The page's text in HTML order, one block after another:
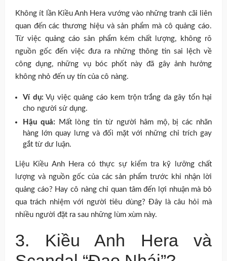
Không ít lần Kiều Anh Hera vướng vào những tranh cãi liên
quan đến các thương hiệu và sản phẩm mà cô quảng cáo.
Từ việc quảng cáo sản phẩm kém chất lượng, không rõ
nguồn gốc đến việc đưa ra những thông tin sai lệch về
công dụng, những vụ bóc phốt này đã gây ảnh hưởng
không nhỏ đến uy tín của cô nàng.
Ví dụ: Vụ việc quảng cáo kem trộn trắng da gây tổn hại
cho người sử dụng.
Hậu quả: Mất lòng tin từ người hâm mộ, bị các nhãn
hàng lớn quay lưng và đối mặt với những chỉ trích gay
gắt từ dư luận.
Liệu Kiều Anh Hera có thực sự kiểm tra kỹ lưỡng chất
lượng và nguồn gốc của các sản phẩm trước khi nhận lời
quảng cáo? Hay cô nàng chỉ quan tâm đến lợi nhuận mà bỏ
qua trách nhiệm với người tiêu dùng? Đây là câu hỏi mà
nhiều người đặt ra sau những lùm xùm này.
3. Kiều Anh Hera và